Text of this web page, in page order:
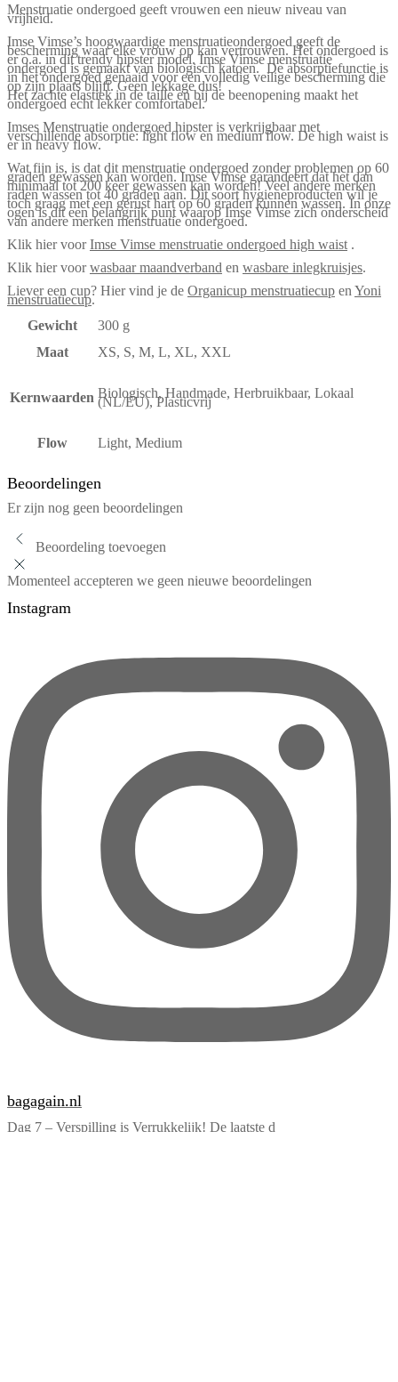
Menstruatie ondergoed geeft vrouwen een nieuw niveau van
vrijheid.
Imse Vimse’s hoogwaardige menstruatieondergoed geeft de
bescherming waar elke vrouw op kan vertrouwen. Het ondergoed is
er o.a. in dit trendy hipster model. Imse Vimse menstruatie
ondergoed is gemaakt van biologisch katoen. De absorptiefunctie is
in het ondergoed genaaid voor een volledig veilige bescherming die
op zijn plaats blijft. Geen lekkage dus!
Het zachte elastiek in de taille en bij de beenopening maakt het
ondergoed echt lekker comfortabel.
Imses Menstruatie ondergoed hipster is verkrijgbaar met
verschillende absorptie: light flow en medium flow. De high waist is
er in heavy flow.
Wat fijn is, is dat dit menstruatie ondergoed zonder problemen op 60
graden gewassen kan worden. Imse Vimse garandeert dat het dan
minimaal tot 200 keer gewassen kan worden! Veel andere merken
raden wassen tot 40 graden aan. Dit soort hygieneproducten wil je
toch graag met een gerust hart op 60 graden kunnen wassen. In onze
ogen is dit een belangrijk punt waarop Imse Vimse zich onderscheid
van andere merken menstruatie ondergoed.
Klik hier voorImse Vimse menstruatie ondergoed high waist .
Klik hier voorwasbaar maandverband en wasbare inlegkruisjes.
Liever een cup? Hier vind je de Organicup menstruatiecup en Yoni
menstruatiecup.
Gewicht
300 g
Maat
XS, S, M, L, XL, XXL
Kernwaarden Biologisch, Handmade, Herbruikbaar, Lokaal
(NL/EU), Plasticvrij
Flow Light, Medium
Beoordelingen
Er zijn nog geen beoordelingen
Beoordeling toevoegen
Momenteel accepteren we geen nieuwe beoordelingen
Instagram
bagagain.nl
Dag 7 – Verspilling is Verrukkelijk! De laatste d